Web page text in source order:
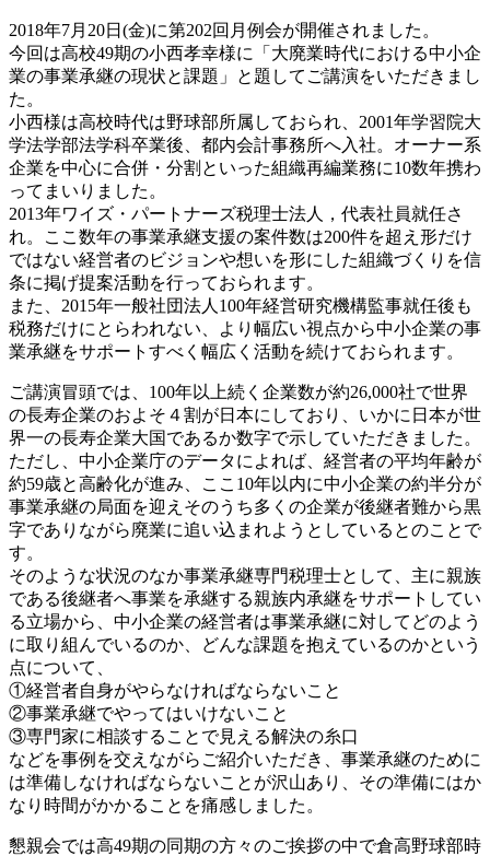
2018年7月20日(金)に第202回月例会が開催されました。
今回は高校49期の小西孝幸様に「大廃業時代における中小企
業の事業承継の現状と課題」と題してご講演をいただきまし
た。
小西様は高校時代は野球部所属しておられ、2001年学習院大
学法学部法学科卒業後、都内会計事務所へ入社。オーナー系
企業を中心に合併・分割といった組織再編業務に10数年携わ
ってまいりました。
2013年ワイズ・パートナーズ税理士法人，代表社員就任さ
れ。ここ数年の事業承継支援の案件数は200件を超え形だけ
ではない経営者のビジョンや想いを形にした組織づくりを信
条に掲げ提案活動を行っておられます。
また、2015年一般社団法人100年経営研究機構監事就任後も
税務だけにとらわれない、より幅広い視点から中小企業の事
業承継をサポートすべく幅広く活動を続けておられます。
ご講演冒頭では、100年以上続く企業数が約26,000社で世界
の長寿企業のおよそ４割が日本にしており、いかに日本が世
界一の長寿企業大国であるか数字で示していただきました。
ただし、中小企業庁のデータによれば、経営者の平均年齢が
約59歳と高齢化が進み、ここ10年以内に中小企業の約半分が
事業承継の局面を迎えそのうち多くの企業が後継者難から黒
字でありながら廃業に追い込まれようとしているとのことで
す。
そのような状況のなか事業承継専門税理士として、主に親族
である後継者へ事業を承継する親族内承継をサポートしてい
る立場から、中小企業の経営者は事業承継に対してどのよう
に取り組んでいるのか、どんな課題を抱えているのかという
点について、
①経営者自身がやらなければならないこと
②事業承継でやってはいけないこと
③専門家に相談することで見える解決の糸口
などを事例を交えながらご紹介いただき、事業承継のために
は準備しなければならないことが沢山あり、その準備にはか
なり時間がかかることを痛感しました。
懇親会では高49期の同期の方々のご挨拶の中で倉高野球部時